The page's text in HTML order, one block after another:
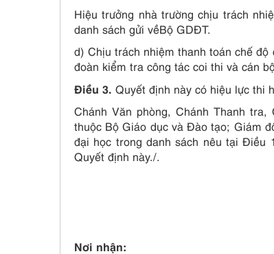
Hiệu trưởng nhà trường chịu trách
danh sách gửi vềBộ GDĐT.
d) Chịu trách nhiệm thanh toán chế
đoàn kiểm tra công tác coi thi và cán
Điều 3. Quyết định này có hiệu lực thi
Chánh Văn phòng, Chánh Thanh
thuộc Bộ Giáo dục và Đào tạo; Giám
đại học trong danh sách nêu tại Điều
Quyết định này./.
Nơi nhận: